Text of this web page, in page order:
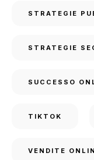
STRATEGIE
STRATEGIE
SUCCESSO
TIKTOK
VENDITE